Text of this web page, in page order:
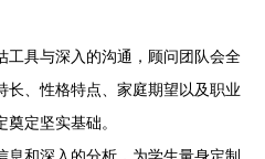
工具与深入的沟通，顾问团队会全
长、性格特点、家庭期望以及职业
定坚实基础。